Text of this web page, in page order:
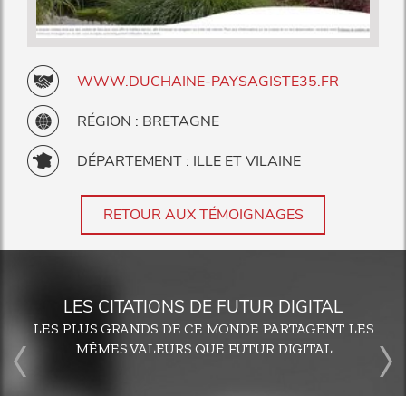
WWW.DUCHAINE-PAYSAGISTE35.FR
RÉGION : BRETAGNE
DÉPARTEMENT : ILLE ET VILAINE
RETOUR AUX TÉMOIGNAGES
LES CITATIONS DE FUTUR DIGITAL
LES PLUS GRANDS DE CE MONDE PARTAGENT LES
MÊMES VALEURS QUE FUTUR DIGITAL